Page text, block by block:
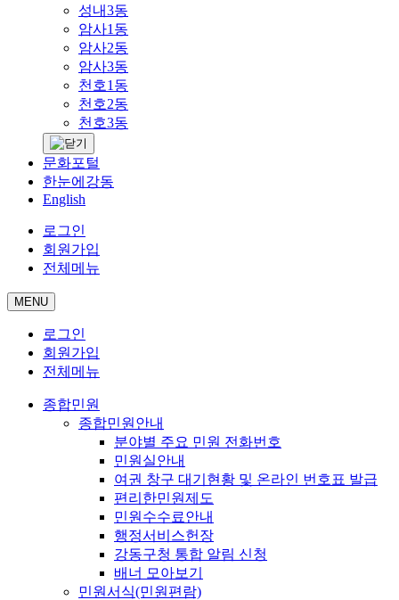
성내3동
암사1동
암사2동
암사3동
천호1동
천호2동
천호3동
문화포털
한눈에강동
English
로그인
회원가입
전체메뉴
MENU
로그인
회원가입
전체메뉴
종합민원
종합민원안내
분야별 주요 민원 전화번호
민원실안내
여권 창구 대기현황 및 온라인 번호표 발급
편리한민원제도
민원수수료안내
행정서비스헌장
강동구청 통합 알림 신청
배너 모아보기
민원서식(민원편람)